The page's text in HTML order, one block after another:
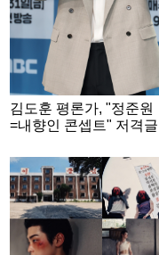
김도훈 평론가, "정준원
=내향인 콘셉트" 저격글
잘하는 양반" [스타이슈]